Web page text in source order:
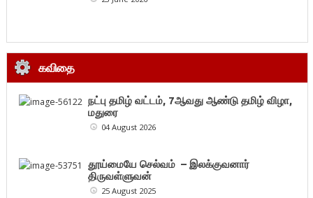
கவிதை
நட்பு தமிழ் வட்டம், 7ஆவது ஆண்டு தமிழ் விழா,
மதுரை
04 August 2026
தூய்மையே செல்வம் – இலக்குவனார்
திருவள்ளுவன்
25 August 2025